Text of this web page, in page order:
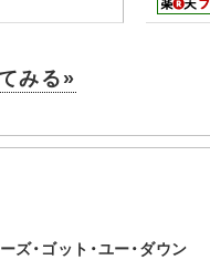
みる»
・ゴット・ユー・ダウン